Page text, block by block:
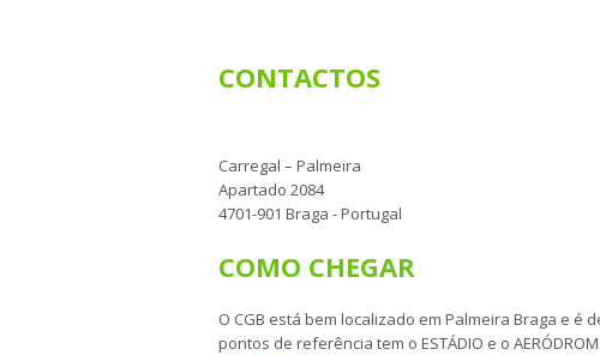
CONTACTOS
Carregal – Palmeira
Apartado 2084
4701-901 Braga - Portugal
COMO CHEGAR
O CGB está bem localizado em Palmeira Braga e é
pontos de referência tem o ESTÁDIO e o